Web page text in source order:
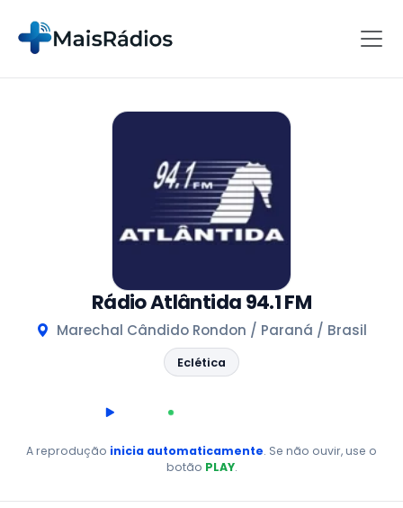
Rádio Atlântida 94.1 FM
Marechal Cândido Rondon / Paraná / Brasil
Eclética
AO VIVO
A reprodução inicia automaticamente. Se não ouvir, use o
botão PLAY.